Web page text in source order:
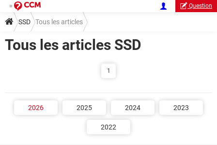
Question
SSD Tous les articles
Tous les articles SSD
1
2026 2025 2024 2023
2022